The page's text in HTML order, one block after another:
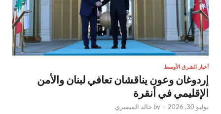
أخبار الشرق الأوسط
إردوغان وعون يناقشان تعافي لبنان والأمن
الإقليمي في أنقرة
يوليو 30, 2026 -
by خالد الميسري